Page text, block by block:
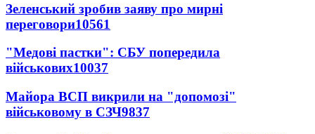
Зеленський зробив заяву про мирні
переговори10561
"Медові пастки": СБУ попередила
військових10037
Майора ВСП викрили на "допомозі"
військовому в СЗЧ9837